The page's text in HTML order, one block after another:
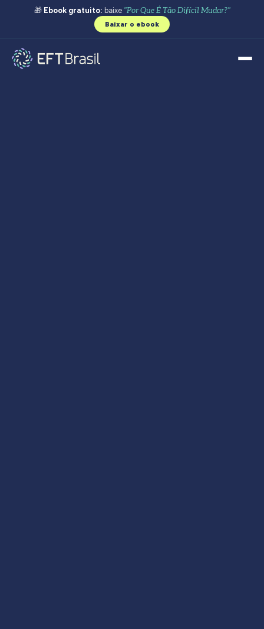
🎁 Ebook gratuito: baixe "Por Que É Tão Difícil Mudar?"
Baixar o ebook